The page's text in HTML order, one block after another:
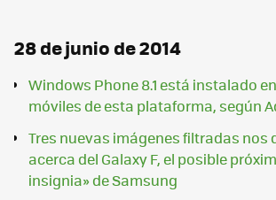
28 de junio de 2014
Windows Phone 8.1 está instalado en
móviles de esta plataforma, según
Tres nuevas imágenes filtradas nos
acerca del Galaxy F, el posible
insignia» de Samsung